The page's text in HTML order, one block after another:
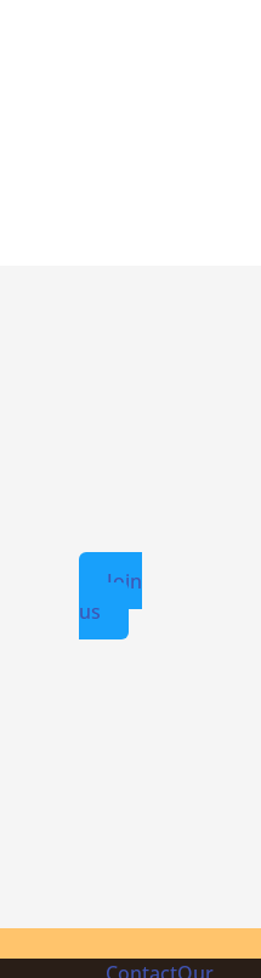
Join
us